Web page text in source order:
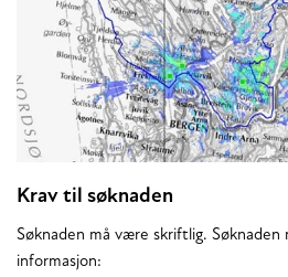
Krav til søknaden
Søknaden må være skriftlig. Søknaden
informasjon: